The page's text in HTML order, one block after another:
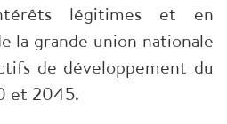
légitimes et en
la grande union nationale
de développement du
et 2045.